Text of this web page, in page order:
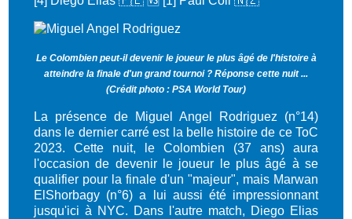
Le Colombien peut-il devenir le joueur le plus âgé de l'histoire à
atteindre la finale d'un grand tournoi ? Réponse cette nuit ...
(Crédit photo : PSA World Tour)
La présence de Miguel Angel Rodriguez (n°14)
dans le dernier carré est la belle histoire de ce ToC
2023. Cette nuit, le Colombien (37 ans) aura
l'occasion de devenir le joueur le plus âgé à se
qualifier pour la finale d'un "majeur", mais Marwan
ElShorbagy (n°6) a lui aussi été impressionnant
jusqu'ici à NYC. Dans l'autre match, Diego Elias